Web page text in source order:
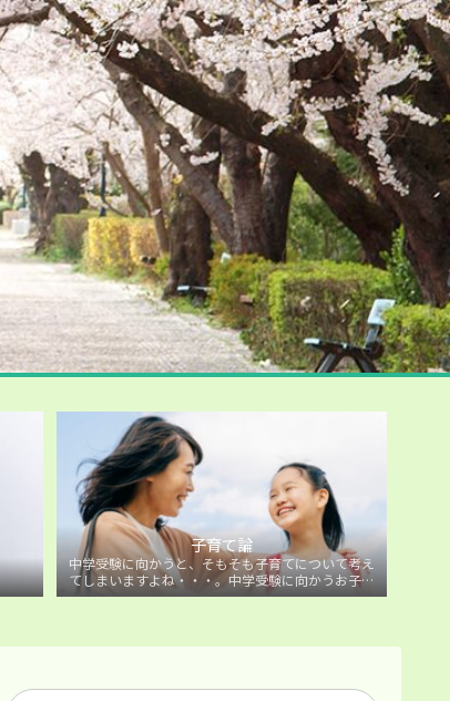
子育て論
中学受験に向かうと、そもそも子育てについて考え
てしまいますよね・・・。中学受験に向かうお子様
を持つ保護者の方に向けた子育て論について。